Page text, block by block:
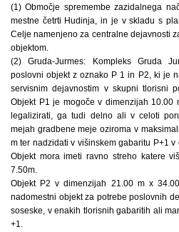
(1) Območje spremembe zazidalnega
mestne četrti Hudinja, in je v skladu s
Celje namenjeno za centralne dejavnosti
objektom.
(2) Gruda-Jurmes: Kompleks Gruda
poslovni objekt z oznako P 1 in P2, ki je
servisnim dejavnostim v skupni tlorisni
Objekt P1 je mogoče v dimenzijah
legalizirati, ga tudi delno ali v celoti
mejah gradbene meje oziroma v
m ter nadzidati v višinskem gabaritu P+1
Objekt mora imeti ravno streho katere
7.50m.
Objekt P2 v dimenzijah 21.00 m x
nadomestni objekt za potrebe poslovnih
soseske, v enakih tlorisnih gabaritih ali
+1.